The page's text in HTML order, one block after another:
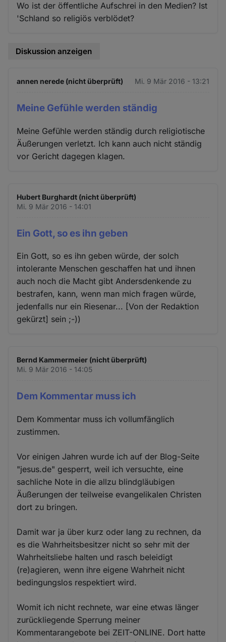
Wo ist der öffentliche Aufschrei in den Medien? Ist
'Schland so religiös verblödet?
Diskussion anzeigen
annen nerede (nicht überprüft) Mi. 9 Mär 2016 - 13:21
Meine Gefühle werden ständig
Meine Gefühle werden ständig durch religiotische
Äußerungen verletzt. Ich kann auch nicht ständig
vor Gericht dagegen klagen.
Hubert Burghardt (nicht überprüft)
Mi. 9 Mär 2016 - 14:01
Ein Gott, so es ihn geben
Ein Gott, so es ihn geben würde, der solch
intolerante Menschen geschaffen hat und ihnen
auch noch die Macht gibt Andersdenkende zu
bestrafen, kann, wenn man mich fragen würde,
jedenfalls nur ein Riesenar... [Von der Redaktion
gekürzt] sein ;-))
Bernd Kammermeier (nicht überprüft)
Mi. 9 Mär 2016 - 14:05
Dem Kommentar muss ich
Dem Kommentar muss ich vollumfänglich
zustimmen.
Vor einigen Jahren wurde ich auf der Blog-Seite
"jesus.de" gesperrt, weil ich versuchte, eine
sachliche Note in die allzu blindgläubigen
Äußerungen der teilweise evangelikalen Christen
dort zu bringen.
Damit war ja über kurz oder lang zu rechnen, da
es die Wahrheitsbesitzer nicht so sehr mit der
Wahrheitsliebe halten und rasch beleidigt
(re)agieren, wenn ihre eigene Wahrheit nicht
bedingungslos respektiert wird.
Womit ich nicht rechnete, war eine etwas länger
zurückliegende Sperrung meiner
Kommentarangebote bei ZEIT-ONLINE. Dort hatte